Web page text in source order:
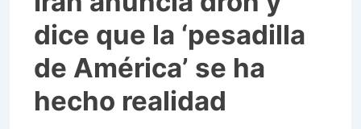
dice que la ‘pesadilla
de América’ se ha
hecho realidad